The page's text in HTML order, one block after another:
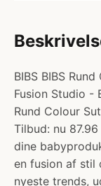
BIBS BIBS
Fusion Studio -
Rund Colour
Tilbud: nu
dine
en fusion af stil
nyeste trends,